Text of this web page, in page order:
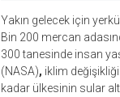
Yakın gelecek için
Bin 200 mercan
300 tanesinde insan
(NASA), iklim
kadar ülkesinin sular